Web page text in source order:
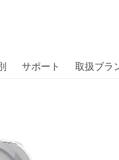
をはじめ「ユニークな
サポート 取扱ブラ